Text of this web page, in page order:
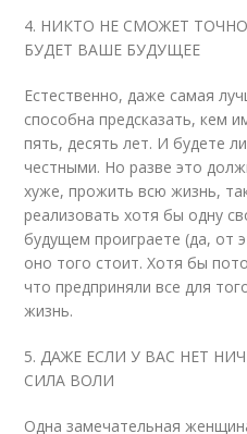
4. НИКТО НЕ СМОЖЕТ
БУДЕТ ВАШЕ БУДУЩЕЕ
Естественно, даже самая
способна предсказать, кем
пять, десять лет. И будете
честными. Но разве это
хуже, прожить всю жизнь,
реализовать хотя бы одну
будущем проиграете (да, от
оно того стоит. Хотя бы
что предприняли все для
жизнь.
5. ДАЖЕ ЕСЛИ У ВАС НЕТ
СИЛА ВОЛИ
Одна замечательная